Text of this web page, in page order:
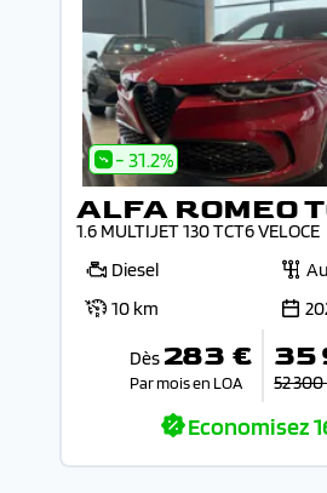
- 31.2%
ALFA ROMEO
1.6 MULTIJET 130 TCT6 VELOCE
Diesel
10 km
Dès 283 €
Par mois en LOA
35
52
Economisez